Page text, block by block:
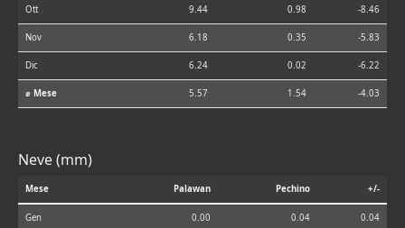
Ott 9.44 0.98 -8.46
Nov 6.18 0.35 -5.83
Dic 6.24 0.02 -6.22
⌀ Mese 5.57 1.54 -4.03
Neve (mm)
Mese Palawan Pechino +/-
Gen 0.00 0.04 0.04